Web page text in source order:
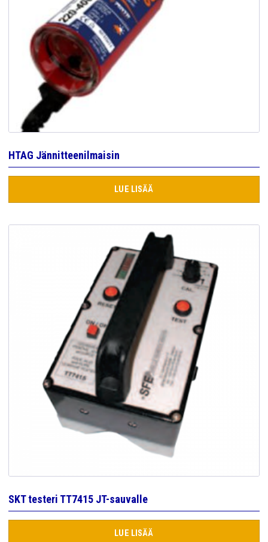
HTAG Jännitteenilmaisin
LUE LISÄÄ
SKT testeri TT7415 JT-sauvalle
LUE LISÄÄ